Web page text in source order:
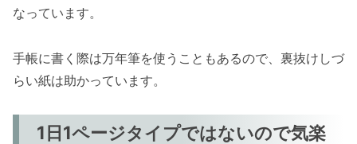
なっています。
手帳に書く際は万年筆を使うこともあるので、裏抜けしづ
らい紙は助かっています。
1日1ページタイプではないので気楽